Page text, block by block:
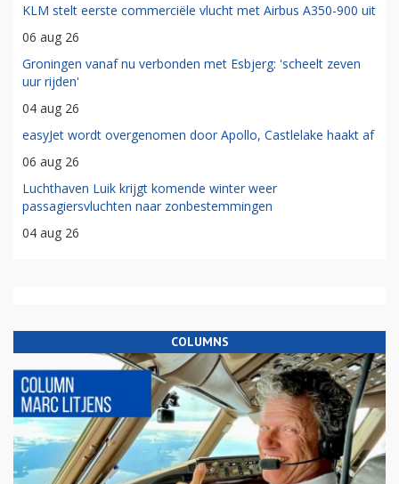
KLM stelt eerste commerciële vlucht met Airbus A350-900 uit
06 aug 26
Groningen vanaf nu verbonden met Esbjerg: 'scheelt zeven
uur rijden'
04 aug 26
easyJet wordt overgenomen door Apollo, Castlelake haakt af
06 aug 26
Luchthaven Luik krijgt komende winter weer
passagiersvluchten naar zonbestemmingen
04 aug 26
COLUMNS